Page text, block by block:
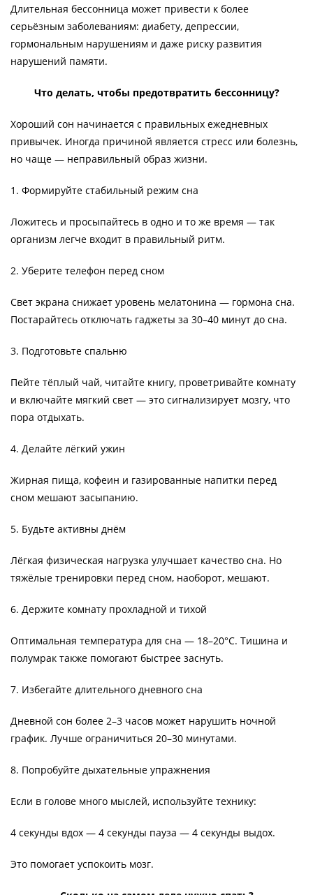
Длительная бессонница может привести к более
серьёзным заболеваниям: диабету, депрессии,
гормональным нарушениям и даже риску развития
нарушений памяти.
Что делать, чтобы предотвратить бессонницу?
Хороший сон начинается с правильных ежедневных
привычек. Иногда причиной является стресс или болезнь,
но чаще — неправильный образ жизни.
1. Формируйте стабильный режим сна
Ложитесь и просыпайтесь в одно и то же время — так
организм легче входит в правильный ритм.
2. Уберите телефон перед сном
Свет экрана снижает уровень мелатонина — гормона сна.
Постарайтесь отключать гаджеты за 30–40 минут до сна.
3. Подготовьте спальню
Пейте тёплый чай, читайте книгу, проветривайте комнату
и включайте мягкий свет — это сигнализирует мозгу, что
пора отдыхать.
4. Делайте лёгкий ужин
Жирная пища, кофеин и газированные напитки перед
сном мешают засыпанию.
5. Будьте активны днём
Лёгкая физическая нагрузка улучшает качество сна. Но
тяжёлые тренировки перед сном, наоборот, мешают.
6. Держите комнату прохладной и тихой
Оптимальная температура для сна — 18–20°C. Тишина и
полумрак также помогают быстрее заснуть.
7. Избегайте длительного дневного сна
Дневной сон более 2–3 часов может нарушить ночной
график. Лучше ограничиться 20–30 минутами.
8. Попробуйте дыхательные упражнения
Если в голове много мыслей, используйте технику:
4 секунды вдох — 4 секунды пауза — 4 секунды выдох.
Это помогает успокоить мозг.